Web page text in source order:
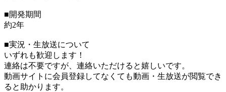
■開発期間
約2年
■実況・生放送について
いずれも歓迎します！
連絡は不要ですが、連絡いただけると嬉しいです。
動画サイトに会員登録してなくても動画・生放送が閲覧でき
ると助かります。